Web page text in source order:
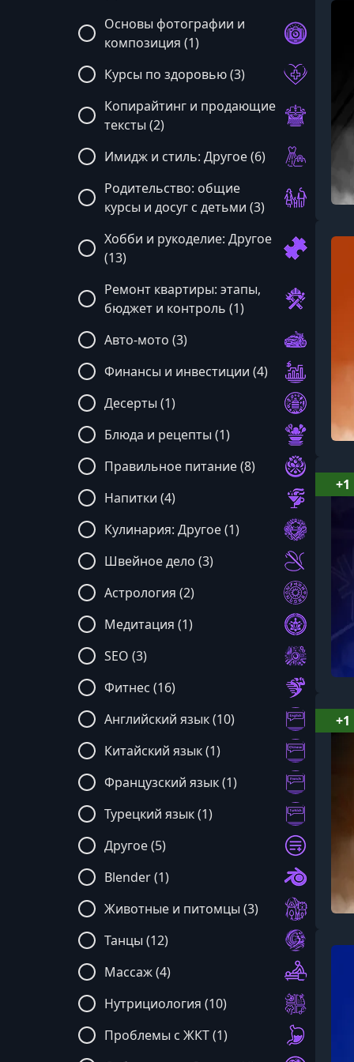
Основы фотографии и
композиция (1)
Курсы по здоровью (3)
Копирайтинг и продающие
тексты (2)
Имидж и стиль: Другое (6)
Родительство: общие
курсы и досуг с детьми (3)
Хобби и рукоделие: Другое
(13)
Ремонт квартиры: этапы,
бюджет и контроль (1)
Авто-мото (3)
Финансы и инвестиции (4)
Десерты (1)
Блюда и рецепты (1)
Правильное питание (8)
Напитки (4)
Кулинария: Другое (1)
Швейное дело (3)
Астрология (2)
Медитация (1)
SEO (3)
Фитнес (16)
Английский язык (10)
Китайский язык (1)
Французский язык (1)
Турецкий язык (1)
Другое (5)
Blender (1)
Животные и питомцы (3)
Танцы (12)
Массаж (4)
Нутрициология (10)
Проблемы с ЖКТ (1)
+1
+1